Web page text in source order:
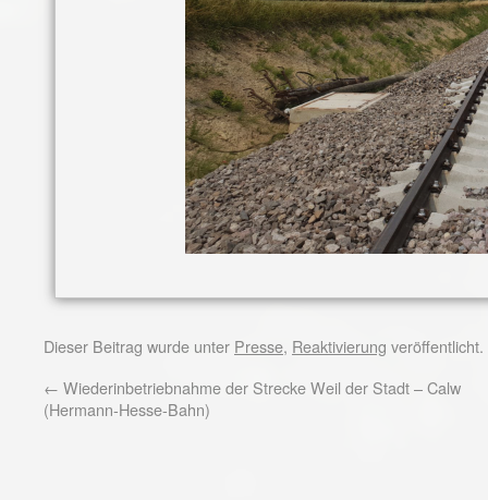
Dieser Beitrag wurde unter Presse, Reaktivierung
← Wiederinbetriebnahme der Strecke Weil der Stadt – Calw
(Hermann-Hesse-Bahn)